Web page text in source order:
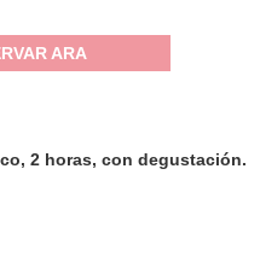
ARA
2 horas, con degustación.